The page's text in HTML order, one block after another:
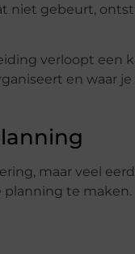
niet gebeurt,
verloopt een
en waar
maar veel
planning te maken.